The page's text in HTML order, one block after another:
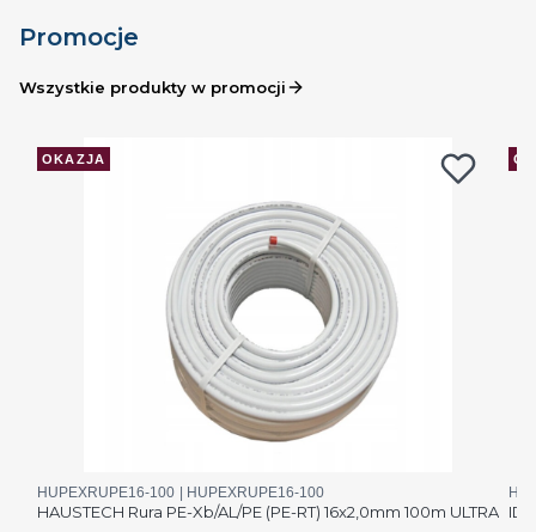
Promocje
Wszystkie produkty w promocji
OKAZJA
Kod produktu
HUPEXRUPE16-100 Kod producenta
HUPEXRUPE16-100
HAUSTECH Rura PE-Xb/AL/PE (PE-RT) 16x2,0mm 100m ULTRA